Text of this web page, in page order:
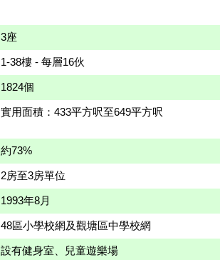
3座
1-38樓 - 每層16伙
1824個
實用面積：433平方呎至649平方呎
約73%
2房至3房單位
1993年8月
48區小學校網及觀塘區中學校網
設有健身室、兒童遊樂場